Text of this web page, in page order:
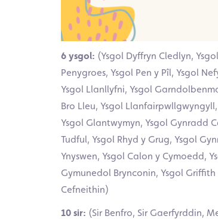
6 ysgol: (Ysgol Dyffryn Cledlyn,
Penygroes, Ysgol Pen y Pîl, Ysgol
Ysgol Llanllyfni, Ysgol
Bro Lleu, Ysgol
Ysgol Glantwymyn, Ysgol Gynradd
Tudful, Ysgol Rhyd y Grug, Ysgol
Ynyswen, Ysgol Calon y Cymoedd,
Gymunedol Brynconin, Ysgol
Cefneithin)
10 sir: (Sir Benfro, Sir Gaerfyrddin,